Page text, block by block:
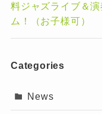
料ジャズライブ＆
ム！（お子様可）
Categories
News